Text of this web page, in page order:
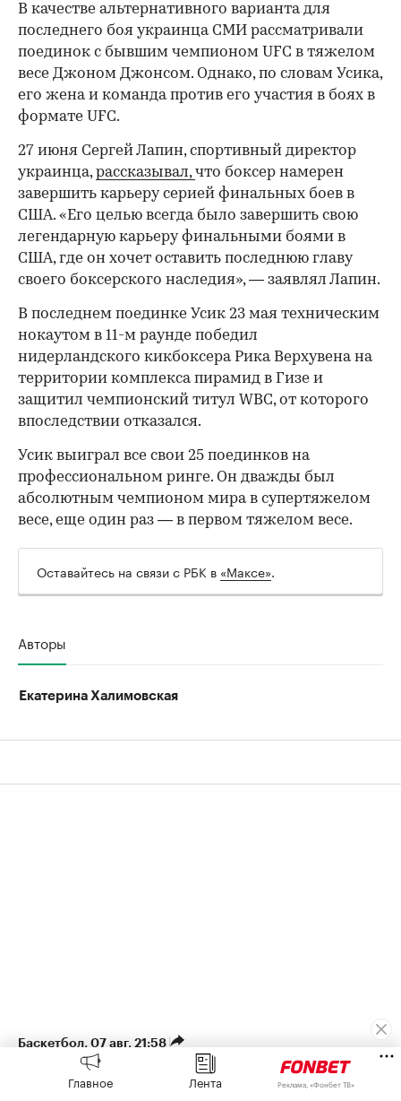
В качестве альтернативного варианта для
последнего боя украинца СМИ рассматривали
поединок с бывшим чемпионом UFC в тяжелом
весе Джоном Джонсом. Однако, по словам Усика,
его жена и команда против его участия в боях в
формате UFC.
27 июня Сергей Лапин, спортивный директор
украинца,рассказывал,что боксер намерен
завершить карьеру серией финальных боев в
США. «Его целью всегда было завершить свою
легендарную карьеру финальными боями в
США, где он хочет оставить последнюю главу
своего боксерского наследия», — заявлял Лапин.
В последнем поединке Усик 23 мая техническим
нокаутом в 11-м раунде победил
нидерландского кикбоксера Рика Верхувена на
территории комплекса пирамид в Гизе и
защитил чемпионский титул WBC, от которого
впоследствии отказался.
Усик выиграл все свои 25 поединков на
профессиональном ринге. Он дважды был
абсолютным чемпионом мира в супертяжелом
весе, еще один раз — в первом тяжелом весе.
Оставайтесь на связи с РБК в «Максе».
Авторы
Екатерина Халимовская
Баскетбол 07 авг, 21:58
Звезда НБА избежал
Главное Лента Реклама, «Фонбет ТВ»